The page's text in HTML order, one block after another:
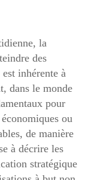
la
des
inhérente à
dans le monde
pour
ou
de manière
à décrire les
stratégique